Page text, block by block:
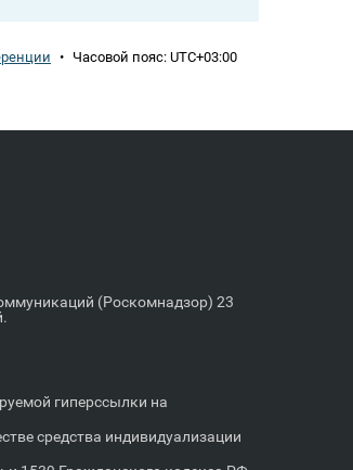
• Часовой пояс: UTC+03:00
(Роскомнадзор) 23
гиперссылки на
средства индивидуализации